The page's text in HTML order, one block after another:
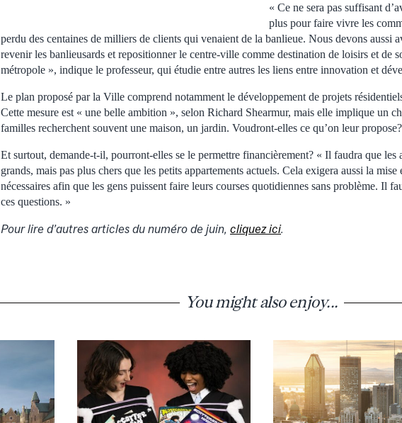
« Ce ne sera pas suffisant
plus pour faire vivre les
perdu des centaines de milliers de clients qui venaient de la banlieue. Nous devons aussi
revenir les banlieusards et repositionner le centre-ville comme destination de loisirs et de
métropole », indique le professeur, qui étudie entre autres les liens entre innovation et
Le plan proposé par la Ville comprend notamment le développement de projets
Cette mesure est « une belle ambition », selon Richard Shearmur, mais elle implique un
familles recherchent souvent une maison, un jardin. Voudront-elles ce qu’on leur
Et surtout, demande-t-il, pourront-elles se le permettre financièrement? « Il faudra que les
grands, mais pas plus chers que les petits appartements actuels. Cela exigera aussi la mise
nécessaires afin que les gens puissent faire leurs courses quotidiennes sans problème. Il
ces questions. »
Pour lire d’autres articles du numéro de juin, cliquez ici.
You might also enjoy...